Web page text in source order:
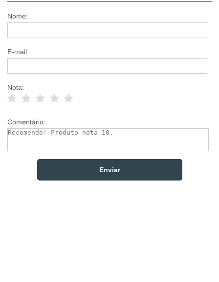
Nome:
E-mail:
Nota:
Comentário: